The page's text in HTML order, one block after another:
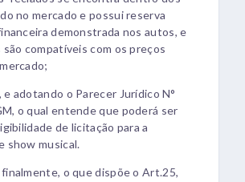
no mercado e possui reserva
demonstrada nos autos, e
compatíveis com os preços
adotando o Parecer Jurídico N°
o qual entende que poderá ser
de licitação para a
show musical.
o que dispõe o Art.25,